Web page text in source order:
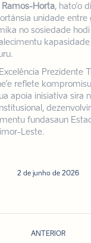
Ramos-Horta, hato’o
unidade entre
no sosiedade
Prezidente
reflete
apoia inisiativa sira
fundasaun
Leste.
2 de junho de 2026
ANTERIOR